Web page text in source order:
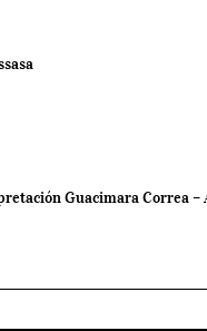
Guacimara Correa –